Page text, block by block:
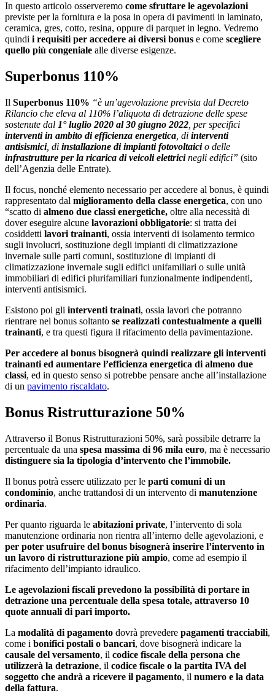
In questo articolo osserveremo come sfruttare le agevolazioni
previste per la fornitura e la posa in opera di pavimenti in laminato,
ceramica, gres, cotto, resina, oppure di parquet in legno. Vedremo
quindi i requisiti per accedere ai diversi bonus e come scegliere
quello più congeniale alle diverse esigenze.
Superbonus 110%
Il Superbonus 110% “è un’agevolazione prevista dal Decreto
Rilancio che eleva al 110% l’aliquota di detrazione delle spese
sostenute dal 1° luglio 2020 al 30 giugno 2022 , per specifici
interventi in ambito di efficienza energetica , di interventi
antisismici, di installazione di impianti fotovoltaicio delle
infrastrutture per la ricarica di veicoli elettricinegli edifici” (sito
dell’Agenzia delle Entrate).
Il focus, nonché elemento necessario per accedere al bonus, è quindi
rappresentato dal miglioramento della classe energetica, con uno
“scatto di almeno due classi energetiche, oltre alla necessità di
dover eseguire alcune lavorazioni obbligatorie: si tratta dei
cosiddetti lavori trainanti, ossia interventi di isolamento termico
sugli involucri, sostituzione degli impianti di climatizzazione
invernale sulle parti comuni, sostituzione di impianti di
climatizzazione invernale sugli edifici unifamiliari o sulle unità
immobiliari di edifici plurifamiliari funzionalmente indipendenti,
interventi antisismici.
Esistono poi gli interventi trainati, ossia lavori che potranno
rientrare nel bonus soltanto se realizzati contestualmente a quelli
trainanti, e tra questi figura il rifacimento della pavimentazione.
Per accedere al bonus bisognerà quindi realizzare gli interventi
trainanti ed aumentare l’efficienza energetica di almeno due
classi, ed in questo senso si potrebbe pensare anche all’installazione
di un pavimento riscaldato.
Bonus Ristrutturazione 50%
Attraverso il Bonus Ristrutturazioni 50%, sarà possibile detrarre la
percentuale da una spesa massima di 96 mila euro, ma è necessario
distinguere sia la tipologia d’intervento che l’immobile.
Il bonus potrà essere utilizzato per le parti comuni di un
condominio, anche trattandosi di un intervento di manutenzione
ordinaria.
Per quanto riguarda le abitazioni private, l’intervento di sola
manutenzione ordinaria non rientra all’interno delle agevolazioni, e
per poter usufruire del bonus bisognerà inserire l’intervento in
un lavoro di ristrutturazione più ampio, come ad esempio il
rifacimento dell’impianto idraulico.
Le agevolazioni fiscali prevedono la possibilità di portare in
detrazione una percentuale della spesa totale, attraverso 10
quote annuali di pari importo.
La modalità di pagamento dovrà prevedere pagamenti tracciabili,
come i bonifici postali o bancari, dove bisognerà indicare la
causale del versamento, il codice fiscale della persona che
utilizzerà la detrazione, il codice fiscale o la partita IVA del
soggetto che andrà a ricevere il pagamento, il numero e la data
della fattura.